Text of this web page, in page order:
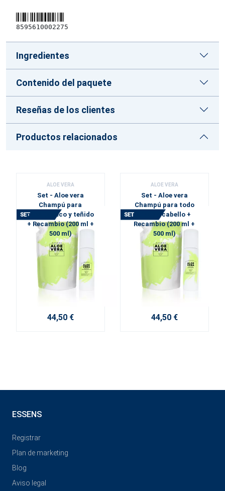
8595610002275
Ingredientes
Contenido del paquete
Reseñas de los clientes
Productos relacionados
ALOE VERA
Set - Aloe vera
Champú para
cabello seco y teñido
+ Recambio (200 ml +
500 ml)
44,50 €
ALOE VERA
Set - Aloe vera
Champú para todo
tipo de cabello +
Recambio (200 ml +
500 ml)
44,50 €
ESSENS
Registrar
Plan de marketing
Blog
Aviso legal